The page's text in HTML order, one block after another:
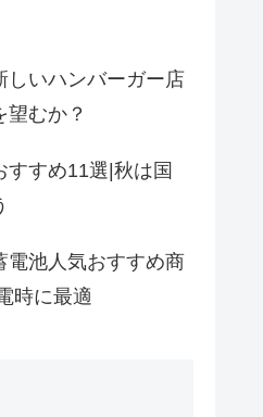
しいハンバーガー店
望むか？
すめ11選|秋は国
電池人気おすすめ商
時に最適